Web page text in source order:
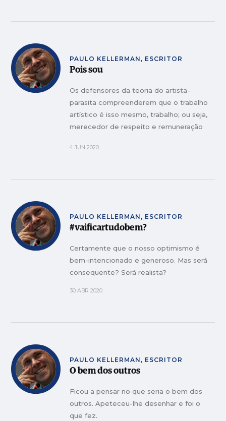
PAULO KELLERMAN, ESCRITOR
Pois sou
Os defensores da teoria do artista-
parasita compreenderem que o trabalho
artístico é isso mesmo, trabalho; ou seja,
merecedor de respeito e remuneração
4 JUN 2020
PAULO KELLERMAN, ESCRITOR
#vaificartudobem?
Certamente que o nosso optimismo é
bem-intencionado e generoso. Mas será
consequente? Será realista?
30 ABR 2020
PAULO KELLERMAN, ESCRITOR
O bem dos outros
Ficou a pensar no que seria o bem dos
outros. Apeteceu-lhe desenhar e foi o
que fez.